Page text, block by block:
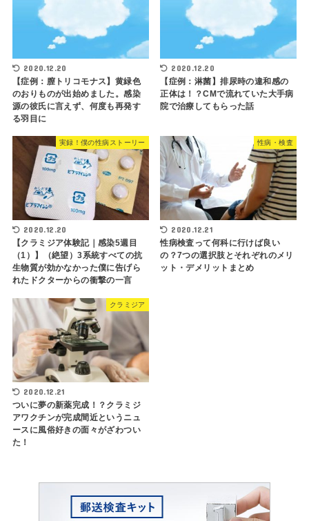
2020.12.20
【症例：膣トリコモナス】黄緑色
のおりものが出始めました。感染
源の彼氏に言えず、何度も再発す
る羽目に
2020.12.20
【症例：淋菌】排尿時の違和感の
正体は！？CMで流れていた大手病
院で治療してもらった話
実録！僕の性病ストーリー
2020.12.20
【クラミジア体験記｜感染5週目
（1）】（絶望）3系統すべての抗
生物質が効かなかった僕に告げら
れたドクターからの衝撃の一言
性病・検査
2020.12.21
性病検査って何科に行けば良い
の？7つの選択肢とそれぞれのメリ
ット・デメリットまとめ
クラミジア
2020.12.21
ついに夢の新薬完成！？クラミジ
アワクチンが完成間近というニュ
ースに風俗好きの面々がざわつい
た！